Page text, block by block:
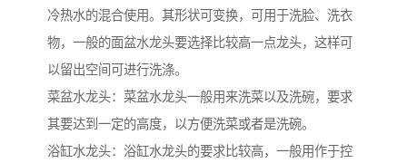
冷热水的混合使用。其形状可变换，可用于洗脸、洗衣
物，一般的面盆水龙头要选择比较高一点龙头，这样可
以留出空间可进行洗涤。
菜盆水龙头：菜盆水龙头一般用来洗菜以及洗碗，要求
其要达到一定的高度，以方便洗菜或者是洗碗。
浴缸水龙头：浴缸水龙头的要求比较高，一般用作于控